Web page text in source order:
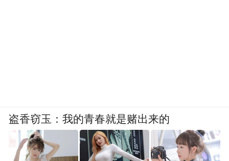
盗香窃玉：我的青春就是赌出来的